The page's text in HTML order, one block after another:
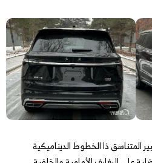
المتناسق ذا الخطوط الديناميكية